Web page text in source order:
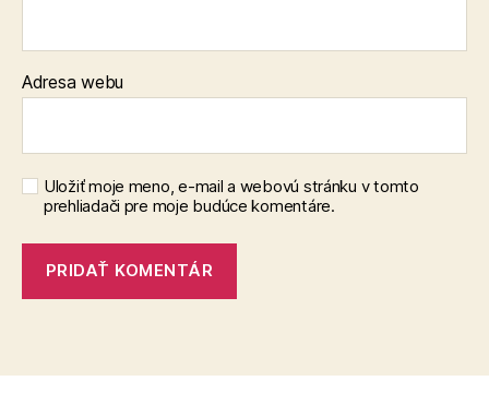
Adresa webu
Uložiť moje meno, e-mail a webovú stránku v tomto
prehliadači pre moje budúce komentáre.